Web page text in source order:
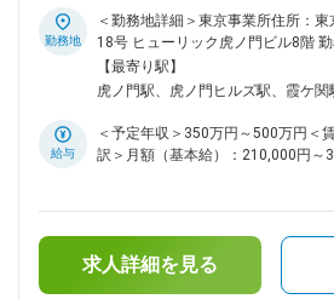
当社。調剤薬局に対して、医薬品の
ていくために、新組織を立ち上げ
テムの更なる拡販を目指して、イ
ンを募集します。今後も規模拡大が
お任せいたします。DM送付や電話
じ、営業担当へ商談機会をつなぐ「
療業界の知識は入社後にしっかり
も安心してスタートできます。 ＜具体的な業務＞ ・ターゲッ
トへのDM送付 ・電話によるアポイ
勤務地
＜勤務地詳細＞東京事業所住所：
18号 ヒューリック虎ノ門ビル8階
線／虎ノ門駅受動喫煙対策：屋内
定める事業所（リモートワーク含む
【最寄り駅】
虎ノ門駅、虎ノ門ヒルズ駅、霞ケ関
給与
＜予定年収＞350万円～500万円＜
訳＞月額（基本給）：210,000円～
支給）賃金はあくまでも目安の金
する可能性があります。月給(月額)
求人詳細を見る